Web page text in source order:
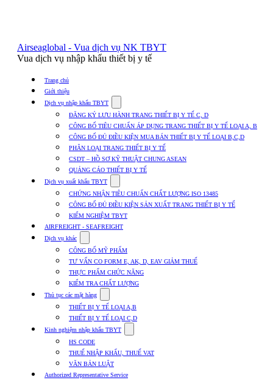
Airseaglobal - Vua dịch vụ NK TBYT
Vua dịch vụ nhập khẩu thiết bị y tế
Trang chủ
Giới thiệu
Dịch vụ nhập khẩu TBYT
submenu
for
Dịch
vụ
nhập
khẩu
TBYT
ĐĂNG KÝ LƯU HÀNH TRANG THIẾT BỊ Y TẾ C, D
CÔNG BỐ TIÊU CHUẨN ÁP DỤNG TRANG THIẾT BỊ Y TẾ LOẠI A, B
CÔNG BỐ ĐỦ ĐIỀU KIỆN MUA BÁN THIẾT BỊ Y TẾ LOẠI B,C,D
PHÂN LOẠI TRANG THIẾT BỊ Y TẾ
CSDT – HỒ SƠ KỸ THUẬT CHUNG ASEAN
QUẢNG CÁO THIẾT BỊ Y TẾ
Dịch vụ xuất khẩu TBYT
submenu
for
Dịch
vụ
xuất
TBYT
CHỨNG NHẬN TIÊU CHUẨN CHẤT LƯỢNG ISO 13485
CÔNG BỐ ĐỦ ĐIỀU KIỆN SẢN XUẤT TRANG THIẾT BỊ Y TẾ
KIỂM NGHIỆM TBYT
AIRFREIGHT - SEAFREIGHT
Dịch vụ khác
submenu
for
Dịch
vụ
khác
CÔNG BỐ MỸ PHẨM
TƯ VẤN CO FORM E, AK, D, EAV GIẢM THUẾ
THỰC PHẨM CHỨC NĂNG
KIỂM TRA CHẤT LƯỢNG
Thủ tục các mặt hàng
submenu
for
Thủ
tục
mặt
hàng
THIẾT BỊ Y TẾ LOẠI A,B
THIẾT BỊ Y TẾ LOẠI C,D
Kinh nghiệm nhập khẩu TBYT
submenu
Kinh
HS CODE
THUẾ NHẬP KHẨU, THUẾ VAT
VĂN BẢN LUẬT
Authorized Representative Service